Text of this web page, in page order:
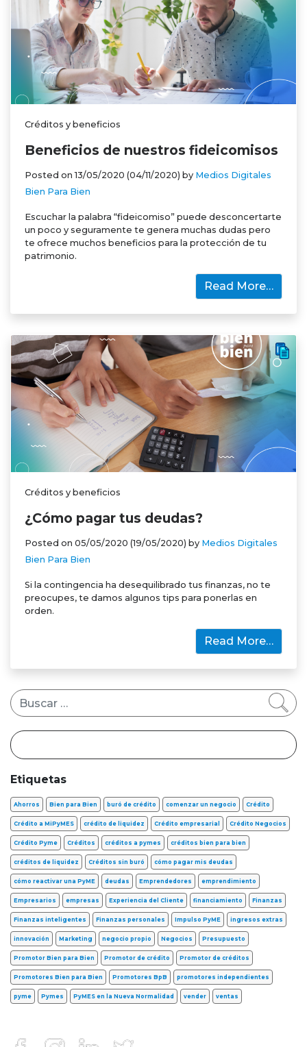
Créditos y beneficios
Beneficios de nuestros fideicomisos
Posted on13/05/2020 (04/11/2020) by Medios Digitales
Bien Para Bien
Escuchar la palabra “fideicomiso” puede desconcertarte
un poco y seguramente te genera muchas dudas pero
te ofrece muchos beneficios para la protección de tu
patrimonio.
Read More…
Créditos y beneficios
¿Cómo pagar tus deudas?
Posted on 05/05/2020 (19/05/2020) by Medios Digitales
Bien Para Bien
Si la contingencia ha desequilibrado tus finanzas, no te
preocupes, te damos algunos tips para ponerlas en
orden.
Read More…
Buscar
Etiquetas
Ahorros Bien para Bien buró de crédito comenzar un negocio Crédito
Crédito a MiPyMES crédito de liquidez Crédito empresarial Crédito Negocios
Crédito Pyme Créditos créditos a pymes créditos bien para bien
créditos de liquidez Créditos sin buró cómo pagar mis deudas
cómo reactivar una PyME deudas Emprendedores emprendimiento
Empresarios empresas Experiencia del Cliente financiamiento Finanzas
Finanzas inteligentes Finanzas personales Impulso PyME ingresos extras
innovación Marketing negocio propio Negocios Presupuesto
Promotor Bien para Bien Promotor de crédito Promotor de créditos
Promotores Bien para Bien Promotores BpB promotores independientes
pyme Pymes PyMES en la Nueva Normalidad vender ventas